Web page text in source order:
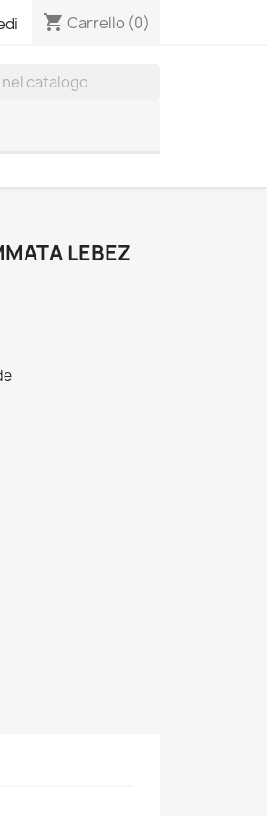
shopping_cart Carrello (0)
LEBEZ